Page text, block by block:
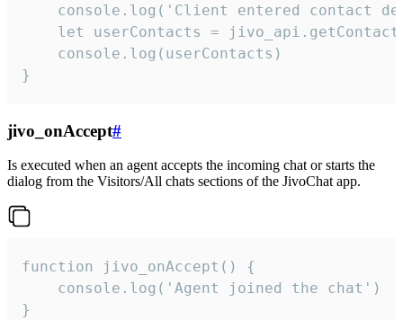
console.log('Client entered contact
let userContacts =
    console.log(userContacts)
}
jivo_onAccept#
Is executed when an agent accepts the incoming chat or starts the
dialog from the Visitors/All chats sections of the JivoChat app.
function jivo_onAccept() {
}